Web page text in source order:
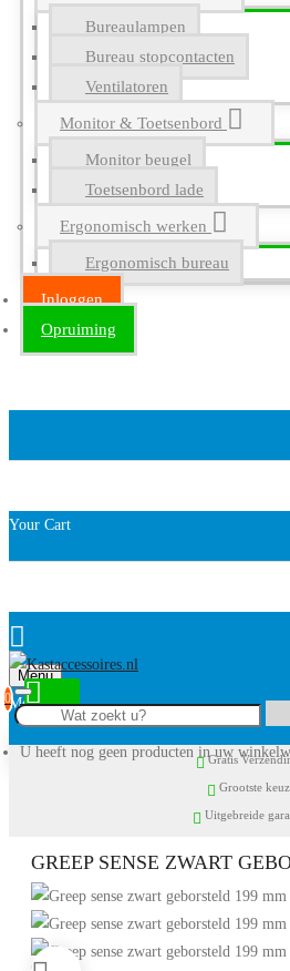
Bureaulampen
Bureau stopcontacten
Ventilatoren
Monitor & Toetsenbord
Monitor beugel
Toetsenbord lade
Ergonomisch werken
Ergonomisch bureau
Inloggen
Opruiming
Your Cart
Menu
0
U heeft nog geen producten in uw
Gratis
Grootste
Uitgebreide
GREEP SENSE ZWART